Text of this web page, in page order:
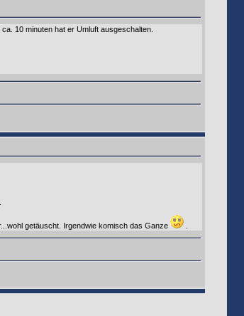
10 minuten hat er Umluft ausgeschalten.
getäuscht. Irgendwie komisch das Ganze